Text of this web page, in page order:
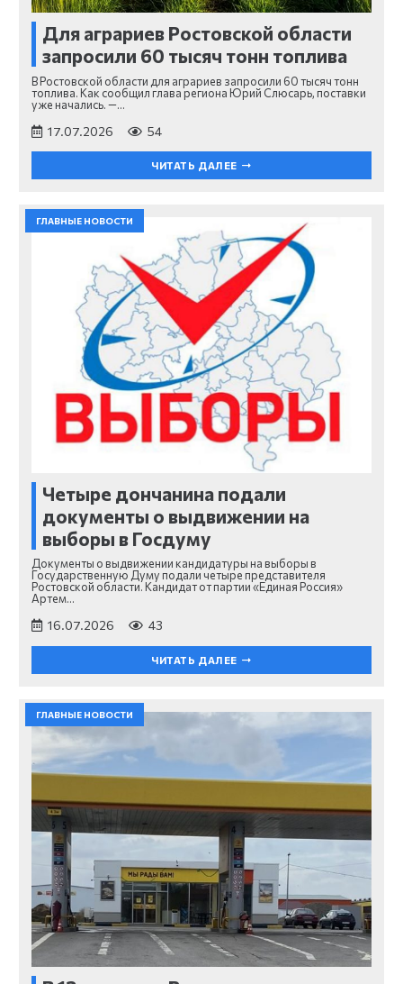
Для аграриев Ростовской области
запросили 60 тысяч тонн топлива
В Ростовской области для аграриев запросили 60 тысяч тонн
топлива. Как сообщил глава региона Юрий Слюсарь, поставки
уже начались. —…
17.07.2026 54
ЧИТАТЬ ДАЛЕЕ
ГЛАВНЫЕ НОВОСТИ
Четыре дончанина подали
документы о выдвижении на
выборы в Госдуму
Документы о выдвижении кандидатуры на выборы в
Государственную Думу подали четыре представителя
Ростовской области. Кандидат от партии «Единая Россия»
Артем…
16.07.2026 43
ЧИТАТЬ ДАЛЕЕ
ГЛАВНЫЕ НОВОСТИ